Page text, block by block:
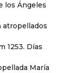
los Ángeles
atropellados
1253. Días
María